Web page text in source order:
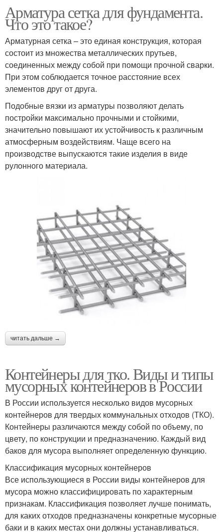
Арматура сетка для фундамента.
Что это такое?
Арматурная сетка – это единая конструкция, которая
состоит из множества металлических прутьев,
соединенных между собой при помощи прочной сварки.
При этом соблюдается точное расстояние всех
элементов друг от друга.
Подобные вязки из арматуры позволяют делать
постройки максимально прочными и стойкими,
значительно повышают их устойчивость к различным
атмосферным воздействиям. Чаще всего на
производстве выпускаются такие изделия в виде
рулонного материала.
читать дальше →
Контейнеры для тко. Виды и типы
мусорных контейнеров в России
В России используется несколько видов мусорных
контейнеров для твердых коммунальных отходов (ТКО).
Контейнеры различаются между собой по объему, по
цвету, по конструкции и предназначению. Каждый вид
баков для мусора выполняет определенную функцию.
Классификация мусорных контейнеров
Все использующиеся в России виды контейнеров для
мусора можно классифицировать по характерным
признакам. Классификация позволяет лучше понимать,
для каких отходов предназначены конкретные мусорные
баки и в каких местах они должны устанавливаться.